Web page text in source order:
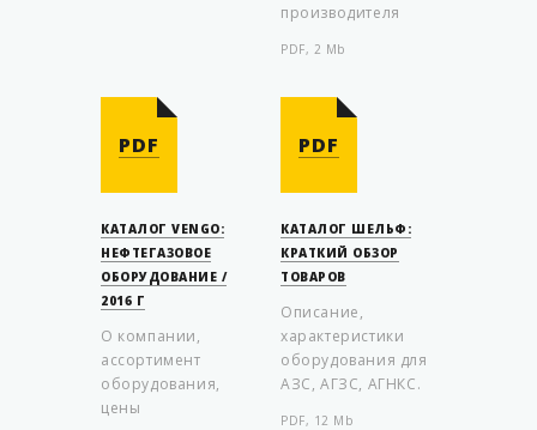
производителя
PDF, 2 Mb
PDF
КАТАЛОГ VENGO:
НЕФТЕГАЗОВОЕ
ОБОРУДОВАНИЕ /
2016 Г
О компании,
ассортимент
оборудования,
цены
PDF
КАТАЛОГ ШЕЛЬФ:
КРАТКИЙ ОБЗОР
ТОВАРОВ
Описание,
характеристики
оборудования для
АЗС, АГЗС, АГНКС.
PDF, 12 Mb